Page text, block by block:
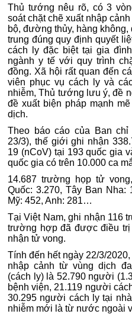
Thủ tướng nêu rõ, có 3
soát chặt chẽ xuất nhập
bộ, đường thủy, hàng
trung đúng quy định quyết
cách ly đặc biệt tại gia
ngành y tế với quy trình
đồng. Xã hội rất quan đến
viên phục vụ cách ly và
nhiễm, Thủ tướng lưu ý, đề
đề xuất biện pháp mạnh
dịch.
Theo báo cáo của Ban
23/3), thế giới ghi nhận
19 (nCoV) tại 193 quốc gia
quốc gia có trên 10.000 ca
14.687 trường họp tử
Quốc: 3.270, Tây Ban Nha:
Mỹ: 452, Anh: 281…
Tại Việt Nam, ghi nhận 116
trường hợp đã được điều trị
nhận tử vong.
Tính đến hết ngày 22/3/
nhập cảnh từ vùng dịch
(cách ly) là 52.790 người
bệnh viện, 21.119 người
30.295 người cách ly tại
nhiễm mới là từ nước ngoài